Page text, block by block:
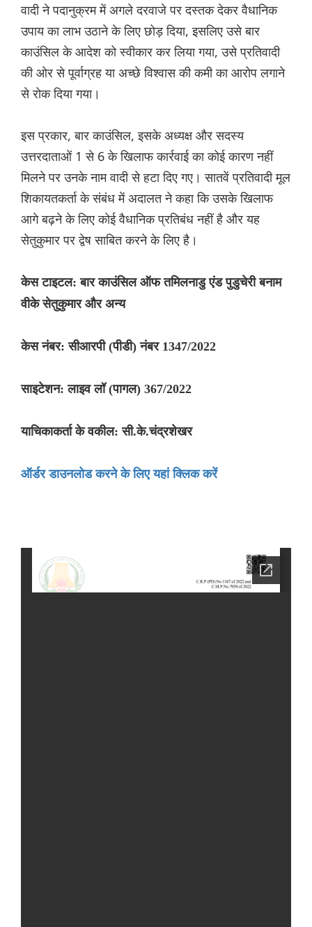
वादी ने पदानुक्रम में अगले दरवाजे पर दस्तक देकर वैधानिक
उपाय का लाभ उठाने के लिए छोड़ दिया, इसलिए उसे बार
काउंसिल के आदेश को स्वीकार कर लिया गया, उसे प्रतिवादी
की ओर से पूर्वाग्रह या अच्छे विश्वास की कमी का आरोप लगाने
से रोक दिया गया।
इस प्रकार, बार काउंसिल, इसके अध्यक्ष और सदस्य
उत्तरदाताओं 1 से 6 के खिलाफ कार्रवाई का कोई कारण नहीं
मिलने पर उनके नाम वादी से हटा दिए गए। सातवें प्रतिवादी मूल
शिकायतकर्ता के संबंध में अदालत ने कहा कि उसके खिलाफ
आगे बढ़ने के लिए कोई वैधानिक प्रतिबंध नहीं है और यह
सेतुकुमार पर द्वेष साबित करने के लिए है।
केस टाइटल: बार काउंसिल ऑफ तमिलनाडु एंड पुडुचेरी बनाम
वीके सेतुकुमार और अन्य
केस नंबर: सीआरपी (पीडी) नंबर 1347/2022
साइटेशन: लाइव लॉ (पागल) 367/2022
याचिकाकर्ता के वकील: सी.के.चंद्रशेखर
ऑर्डर डाउनलोड करने के लिए यहां क्लिक करें